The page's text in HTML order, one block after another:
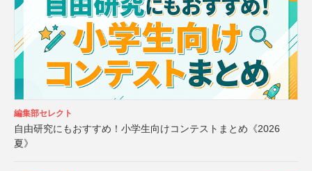
編集部セレクト
自由研究にもおすすめ！小学生向けコンテストまとめ《2026
夏》